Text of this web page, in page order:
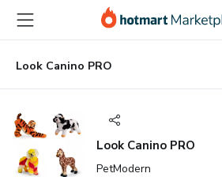
principal
página
de
página
Look Canino PRO
Look Canino PRO
PetModern